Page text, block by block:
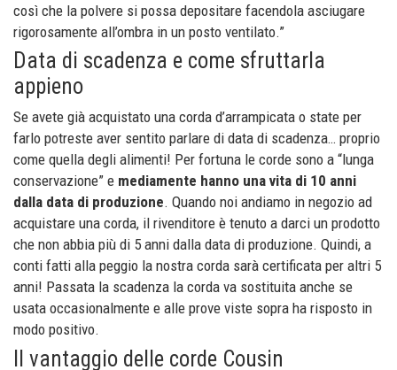
così che la polvere si possa depositare facendola asciugare
rigorosamente all’ombra in un posto ventilato.”
Data di scadenza e come sfruttarla
appieno
Se avete già acquistato una corda d’arrampicata o state per
farlo potreste aver sentito parlare di data di scadenza… proprio
come quella degli alimenti! Per fortuna le corde sono a “lunga
conservazione” e mediamente hanno una vita di 10 anni
dalla data di produzione. Quando noi andiamo in negozio ad
acquistare una corda, il rivenditore è tenuto a darci un prodotto
che non abbia più di 5 anni dalla data di produzione. Quindi, a
conti fatti alla peggio la nostra corda sarà certificata per altri 5
anni! Passata la scadenza la corda va sostituita anche se
usata occasionalmente e alle prove viste sopra ha risposto in
modo positivo.
Il vantaggio delle corde Cousin